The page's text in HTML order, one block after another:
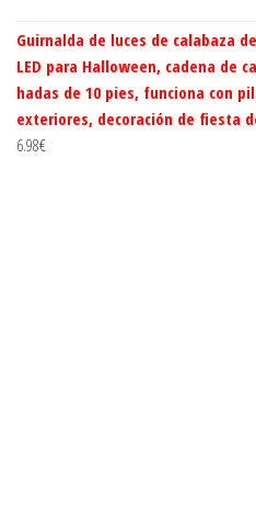
Guirnalda de luces de calabaza
LED para Halloween, cadena de
hadas de 10 pies, funciona con
exteriores, decoración de fiesta
6.98€